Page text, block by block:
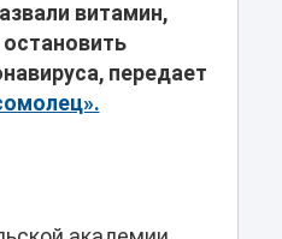
витамин,
передает